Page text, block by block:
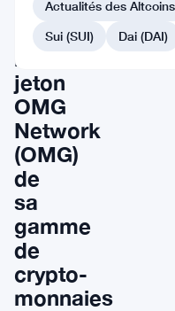
retirer
le
jeton
OMG
Network
(OMG)
de
sa
gamme
de
crypto-
monnaies
Actualités des Altcoins
Sui (SUI)
Dai (DAI)